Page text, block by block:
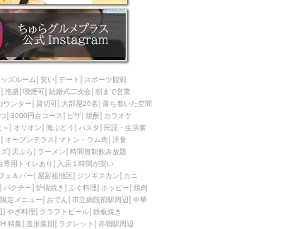
巻き串
ンギスカン
アン
古島駅周辺
焼き
ふぐ料理
ビュッフェ）
ュー
おでん
焼き
やぎ料理
小禄駅周辺
集
造形集団
ッズルーム 安い デート
スポーツ観戦
泡盛 喫煙可 結婚式二次会 朝まで営業
ウンター 貸切可 大部屋20名
落ち着いた空間
3000円台コース ピザ 焼酎
カラオケ
オリオン 海ぶどう パスタ
民謡・生演奏
オープンテラス マトン・ラム肉
洋食
天ぷら ラーメン
時間無制飲み放題
専用トイレあり
入店１時間が安い
ェ＆バー 屋富祖地区 ジンギスカン
カニ
パクチー 炉端焼き ふぐ料理 ホッピー
焼肉
定メニュー おでん 市立病院前駅周辺
中華
やぎ料理 クラフトビール 鉄板焼き
特集 造形集団 ラクレット 赤嶺駅周辺